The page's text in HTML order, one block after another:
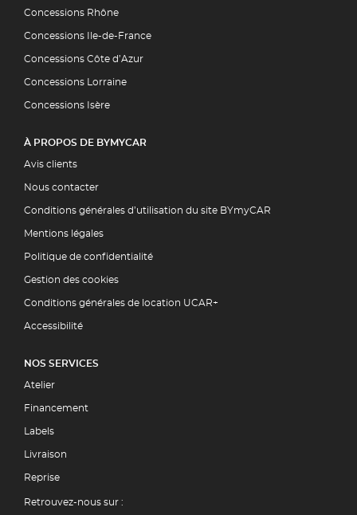
Concessions Rhône
Concessions Ile-de-France
Concessions Côte d’Azur
Concessions Lorraine
Concessions Isère
À PROPOS DE BYMYCAR
Avis clients
Nous contacter
Conditions générales d’utilisation du site BYmyCAR
Mentions légales
Politique de confidentialité
Gestion des cookies
Conditions générales de location UCAR+
Accessibilité
NOS SERVICES
Atelier
Financement
Labels
Livraison
Reprise
Retrouvez-nous sur :